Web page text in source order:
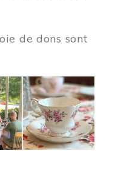
de dons sont